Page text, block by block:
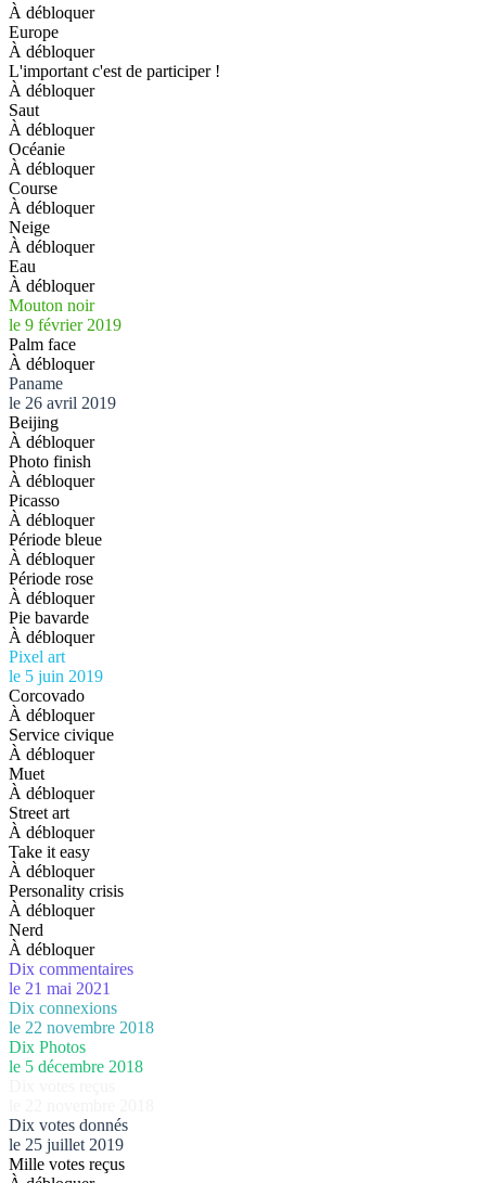
À débloquer
Europe
À débloquer
L'important c'est de participer !
À débloquer
Saut
À débloquer
Océanie
À débloquer
Course
À débloquer
Neige
À débloquer
Eau
À débloquer
Mouton noir
le 9 février 2019
Palm face
À débloquer
Paname
le 26 avril 2019
Beijing
À débloquer
Photo finish
À débloquer
Picasso
À débloquer
Période bleue
À débloquer
Période rose
À débloquer
Pie bavarde
À débloquer
Pixel art
le 5 juin 2019
Corcovado
À débloquer
Service civique
À débloquer
Muet
À débloquer
Street art
À débloquer
Take it easy
À débloquer
Personality crisis
À débloquer
Nerd
À débloquer
Dix commentaires
le 21 mai 2021
Dix connexions
le 22 novembre 2018
Dix Photos
le 5 décembre 2018
Dix votes donnés
le 25 juillet 2019
Mille votes reçus